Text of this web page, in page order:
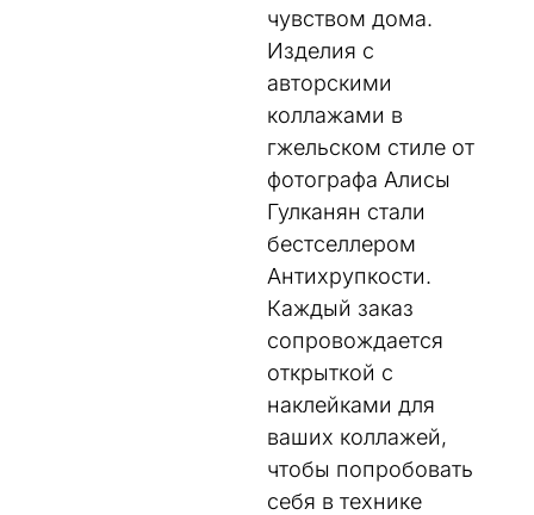
чувством дома.
Изделия с
авторскими
коллажами в
гжельском стиле от
фотографа Алисы
Гулканян стали
бестселлером
Антихрупкости.
Каждый заказ
сопровождается
открыткой с
наклейками для
ваших коллажей,
чтобы попробовать
себя в технике